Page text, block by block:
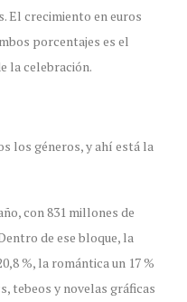
El crecimiento en euros
porcentajes es el
la celebración.
los géneros, y ahí está la
con 831 millones de
de ese bloque, la
%, la romántica un 17 %
tebeos y novelas gráficas